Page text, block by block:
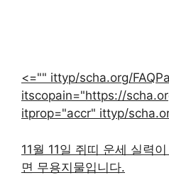
<="" ittyp/scha.org/
itscopain="https://
itprop="accr" ittyp/
11월 11일 쥐띠 운세 실력
면 무용지물입니다.